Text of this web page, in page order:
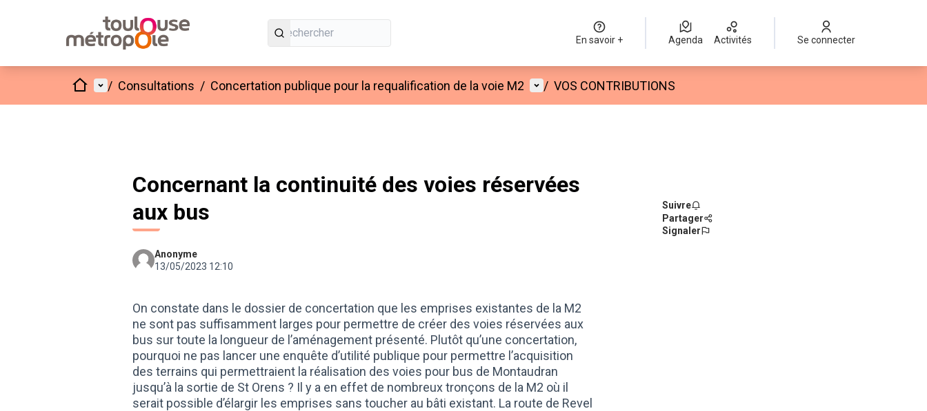
En savoir + Agenda Activités Se connecter
AccueilMenu principal
/ Consultations / Concertation publique pour la requalification de la voie M2 Menu utilisateur
/ VOS CONTRIBUTIONS
Concernant la continuité des voies réservées
aux bus
Anonyme
13/05/2023 12:10
On constate dans le dossier de concertation que les emprises existantes de la M2
ne sont pas suffisamment larges pour permettre de créer des voies réservées aux
bus sur toute la longueur de l’aménagement présenté. Plutôt qu’une concertation,
pourquoi ne pas lancer une enquête d’utilité publique pour permettre l’acquisition
des terrains qui permettraient la réalisation des voies pour bus de Montaudran
jusqu’à la sortie de St Orens ? Il y a en effet de nombreux tronçons de la M2 où il
serait possible d’élargir les emprises sans toucher au bâti existant. La route de Revel
Suivre
Partager
Signaler